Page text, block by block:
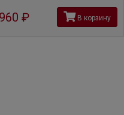
960 В корзину